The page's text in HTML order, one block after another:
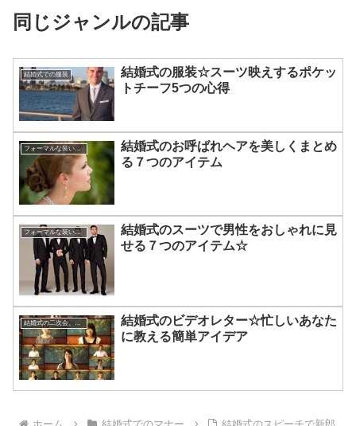
同じジャンルの記事
結婚式での服装
結婚式の服装☆スーツ映えするポケッ
トチーフ5つの心得
フォーマルな装いのアドバイス
結婚式のお呼ばれヘアを美しくまとめ
る７つのアイテム
フォーマルな装いのアドバイス
結婚式のスーツで男性をおしゃれに見
せる７つのアイテム☆
結婚式のビデオレター☆忙しいあなた
に教える簡単アイデア